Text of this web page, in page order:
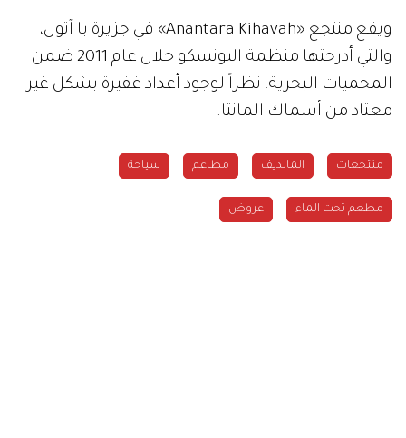
ويقع منتجع «Anantara Kihavah» في جزيرة با آتول،
والتي أدرجتها منظمة اليونسكو خلال عام 2011 ضمن
المحميات البحرية، نظراً لوجود أعداد غفيرة بشكل غير
معتاد من أسماك المانتا.
منتجعات المالديف مطاعم سياحة
مطعم تحت الماء عروض